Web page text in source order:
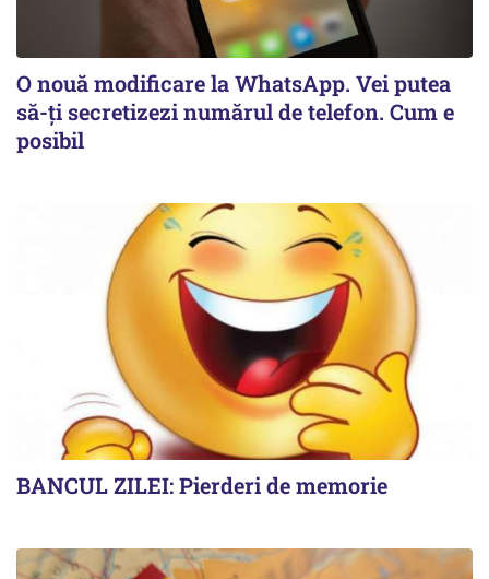
O nouă modificare la WhatsApp. Vei putea
să-ți secretizezi numărul de telefon. Cum e
posibil
BANCUL ZILEI: Pierderi de memorie